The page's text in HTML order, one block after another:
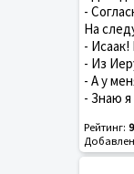
-
На
-
- Из
- А у
- Знаю
Рейтинг: